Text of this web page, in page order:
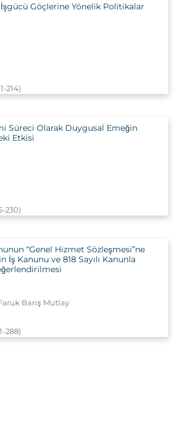
İşgücü Göçlerine Yönelik Politikalar
-214)
Süreci Olarak Duygusal Emeğin
Etkisi
-230)
“Genel Hizmet Sözleşmesi”ne
Kanunu ve 818 Sayılı Kanunla
Barış Mutlay
-288)